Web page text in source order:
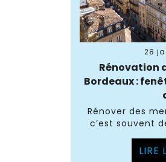
28
Rénovation
Bordeaux :
Rénover des
c’est souvent
LIRE